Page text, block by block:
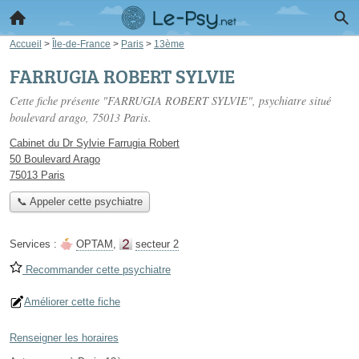
Accueil > Île-de-France > Paris > 13ème
FARRUGIA ROBERT SYLVIE
Cette fiche présente "FARRUGIA ROBERT SYLVIE", psychiatre situé
boulevard arago, 75013 Paris.
Cabinet du Dr Sylvie Farrugia Robert
50 Boulevard Arago
75013 Paris
📞 Appeler cette psychiatre
Services : OPTAM , secteur 2
Recommander cette psychiatre
Améliorer cette fiche
Renseigner les horaires